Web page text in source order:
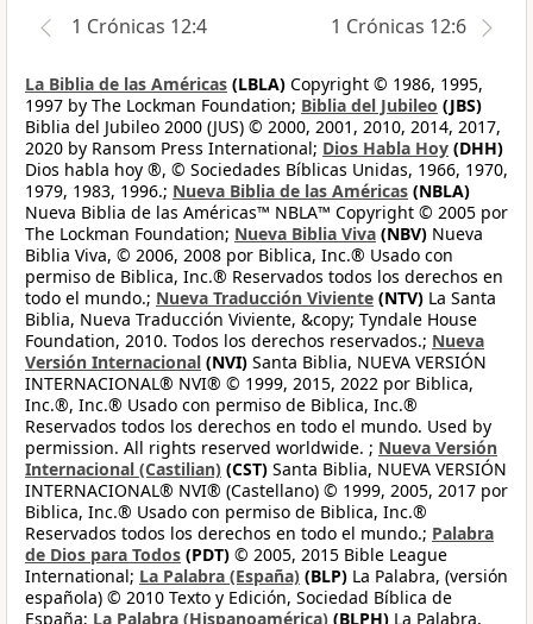
1 Crónicas 12:4
1 Crónicas 12:6
La Biblia de las Américas (LBLA) Copyright © 1986, 1995,
1997 by The Lockman Foundation; Biblia del Jubileo (JBS)
Biblia del Jubileo 2000 (JUS) © 2000, 2001, 2010, 2014, 2017,
2020 by Ransom Press International; Dios Habla Hoy (DHH)
Dios habla hoy ®, © Sociedades Bíblicas Unidas, 1966, 1970,
1979, 1983, 1996.; Nueva Biblia de las Américas (NBLA)
Nueva Biblia de las Américas™ NBLA™ Copyright © 2005 por
The Lockman Foundation; Nueva Biblia Viva (NBV) Nueva
Biblia Viva, © 2006, 2008 por Biblica, Inc.® Usado con
permiso de Biblica, Inc.® Reservados todos los derechos en
todo el mundo.; Nueva Traducción Viviente (NTV) La Santa
Biblia, Nueva Traducción Viviente, &copy; Tyndale House
Foundation, 2010. Todos los derechos reservados.; Nueva
Versión Internacional (NVI) Santa Biblia, NUEVA VERSIÓN
INTERNACIONAL® NVI® © 1999, 2015, 2022 por Biblica,
Inc.®, Inc.® Usado con permiso de Biblica, Inc.®
Reservados todos los derechos en todo el mundo. Used by
permission. All rights reserved worldwide. ; Nueva Versión
Internacional (Castilian) (CST) Santa Biblia, NUEVA VERSIÓN
INTERNACIONAL® NVI® (Castellano) © 1999, 2005, 2017 por
Biblica, Inc.® Usado con permiso de Biblica, Inc.®
Reservados todos los derechos en todo el mundo.; Palabra
de Dios para Todos (PDT) © 2005, 2015 Bible League
International; La Palabra (España) (BLP) La Palabra, (versión
española) © 2010 Texto y Edición, Sociedad Bíblica de
España; La Palabra (Hispanoamérica) (BLPH) La Palabra,